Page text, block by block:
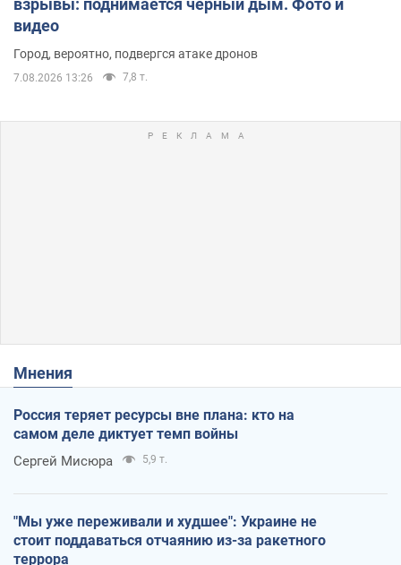
взрывы: поднимается черный дым. Фото и
видео
Город, вероятно, подвергся атаке дронов
7.08.2026 13:26 7,8 т.
Мнения
Россия теряет ресурсы вне плана: кто на
самом деле диктует темп войны
Сергей Мисюра 5,9 т.
"Мы уже переживали и худшее": Украине не
стоит поддаваться отчаянию из-за ракетного
террора